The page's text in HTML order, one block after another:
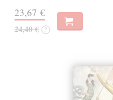
23,67 €
24,40 € ?